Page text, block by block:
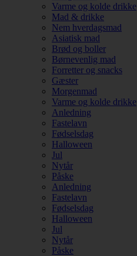
Varme og kolde drikke
Mad & drikke
Nem hverdagsmad
Asiatisk mad
Brød og boller
Børnevenlig mad
Forretter og snacks
Gæster
Morgenmad
Varme og kolde drikke
Anledning
Fastelavn
Fødselsdag
Halloween
Jul
Nytår
Påske
Anledning
Fastelavn
Fødselsdag
Halloween
Jul
Nytår
Påske